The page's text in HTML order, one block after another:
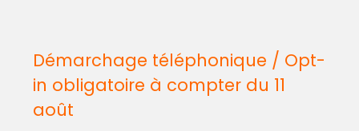
Démarchage téléphonique / Opt-
in obligatoire à compter du 11
août